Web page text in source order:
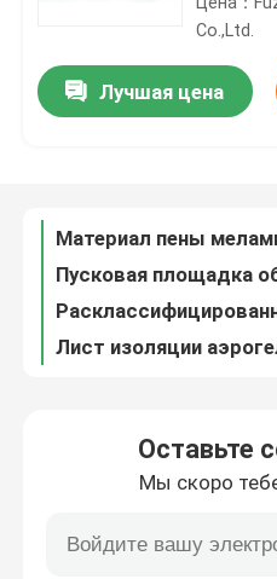
VR-шоу
Контроль качества
Co.,Ltd.
Лучшая цена
Оставьте
Мы скоро